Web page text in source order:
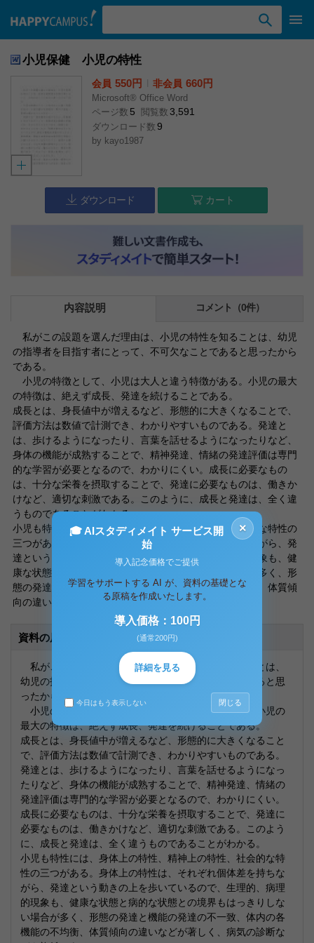
小児保健 小児の特性
会員 550円 非会員 660円
Microsoft® Office Word
ページ数 5 閲覧数 3,591
ダウンロード数 9
by kayo1987
ダウンロード カート
内容説明 コメント（0件）
私がこの設題を選んだ理由は、小児の特性を知ることは、幼児
の指導者を目指す者にとって、不可欠なことであると思ったから
である。
小児の特徴として、小児は大人と違う特徴がある。小児の最大
の特徴は、絶えず成長、発達を続けることである。
成長とは、身長値中が増えるなど、形態的に大きくなることで、
評価方法は数値で計測でき、わかりやすいものである。発達と
は、歩けるようになったり、言葉を話せるようになったりなど、
身体の機能が成熟することで、精神発達、情緒の発達評価は専門
的な学習が必要となるので、わかりにくい。成長に必要なもの
は、十分な栄養を摂取することで、発達に必要なものは、働きか
けなど、適切な刺激である。このように、成長と発達は、全く違
うものであることがわかる。
小児も特性には、身体上の特性、精神上の特性、社会的な特性の
三つがある。身体上の特性は、それぞれ個体差を持ちながら、発
達という動きの上を歩いているので、生理的、病理的現象も、健
康な状態と病的な状態との境界もはっきりしない場合が多く、形
態の発達と機能の発達の不一致、体内の各機能の不均衡、体質傾
向の違いなどが著しく、病気の診断なども複雑である
資料の原本内容
私がこの設題を選んだ理由は、小児の特性を知ることは、
幼児の指導者を目指す者にとって、不可欠なことであると思
ったからである。
小児の特徴として、小児は大人と違う特徴がある。小児の
最大の特徴は、絶えず成長、発達を続けることである。
成長とは、身長値中が増えるなど、形態的に大きくなること
で、評価方法は数値で計測でき、わかりやすいものである。
発達とは、歩けるようになったり、言葉を話せるようになっ
たりなど、身体の機能が成熟することで、精神発達、情緒の
発達評価は専門的な学習が必要となるので、わかりにくい。
成長に必要なものは、十分な栄養を摂取することで、発達に
必要なものは、働きかけなど、適切な刺激である。このよう
に、成長と発達は、全く違うものであることがわかる。
小児も特性には、身体上の特性、精神上の特性、社会的な特
性の三つがある。身体上の特性は、それぞれ個体差を持ちな
がら、発達という動きの上を歩いているので、生理的、病理
的現象も、健康な状態と病的な状態との境界もはっきりしな
い場合が多く、形態の発達と機能の発達の不一致、体内の各
機能の不均衡、体質傾向の違いなどが著しく、病気の診断な
×
🎓 AIスタディメイト サービス開
始
導入記念価格でご提供
学習をサポートする AI が、資料の基礎とな
る原稿を作成いたします。
導入価格：100円
(通常200円)
詳細を見る
今日はもう表示しない 閉じる